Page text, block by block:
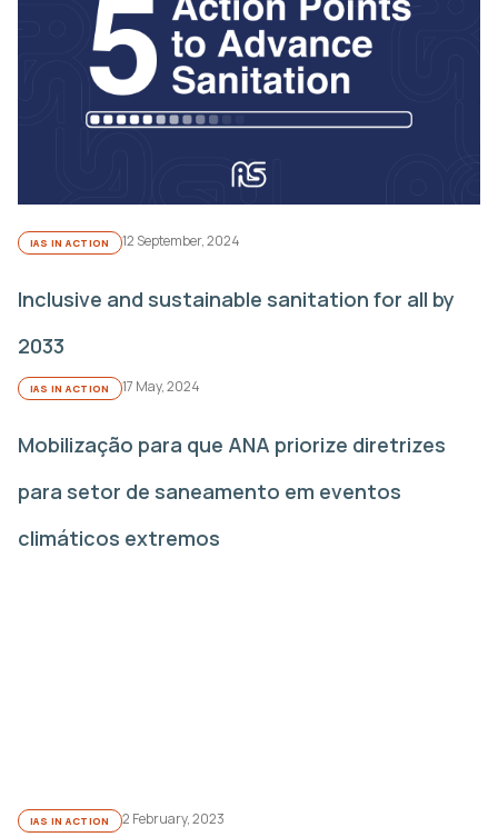
IAS IN ACTION 12 September, 2024
Inclusive and sustainable sanitation for all by
2033
IAS IN ACTION 17 May, 2024
Mobilização para que ANA priorize diretrizes
para setor de saneamento em eventos
climáticos extremos
IAS IN ACTION 2 February, 2023